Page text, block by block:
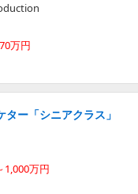
万円
ー「シニアクラス」
1,000万円